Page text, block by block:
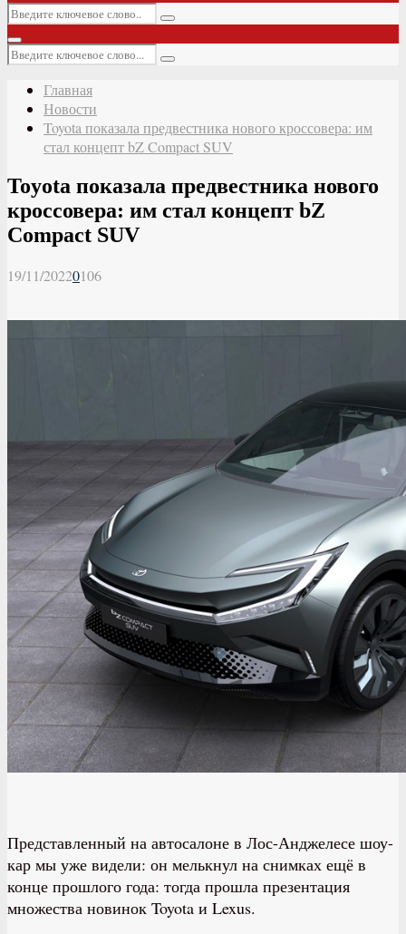
Искать:
Поиск
Основное
меню
Искать:
Поиск
Главная
Новости
Toyota показала предвестника нового кроссовера: им
стал концепт bZ Compact SUV
Toyota показала предвестника нового
кроссовера: им стал концепт bZ
Compact SUV
19/11/20220106
Представленный на автосалоне в Лос-Анджелесе шоу-
кар мы уже видели: он мелькнул на снимках ещё в
конце прошлого года: тогда прошла презентация
множества новинок Toyota и Lexus.